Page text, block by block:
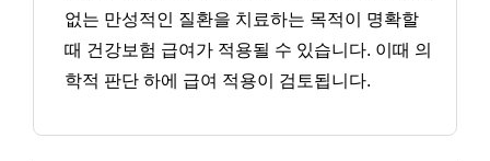
없는 만성적인 질환을 치료하는 목적이 명확할
때 건강보험 급여가 적용될 수 있습니다. 이때 의
학적 판단 하에 급여 적용이 검토됩니다.